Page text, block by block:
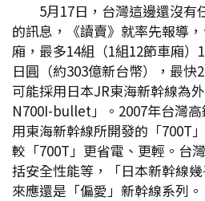
5月17日，台灣這邊還沒有
的訊息，《讀賣》就率先報導
廂，最多14組（1組12節車廂）
日圓（約303億新台幣），最快
可能採用日本JR東海新幹線為
N700I-bullet」。2007年台灣
用東海新幹線所開發的「700T
較「700T」更省電、更輕。台
括安全性能等，「日本新幹線
來應還是「偏愛」新幹線系列。